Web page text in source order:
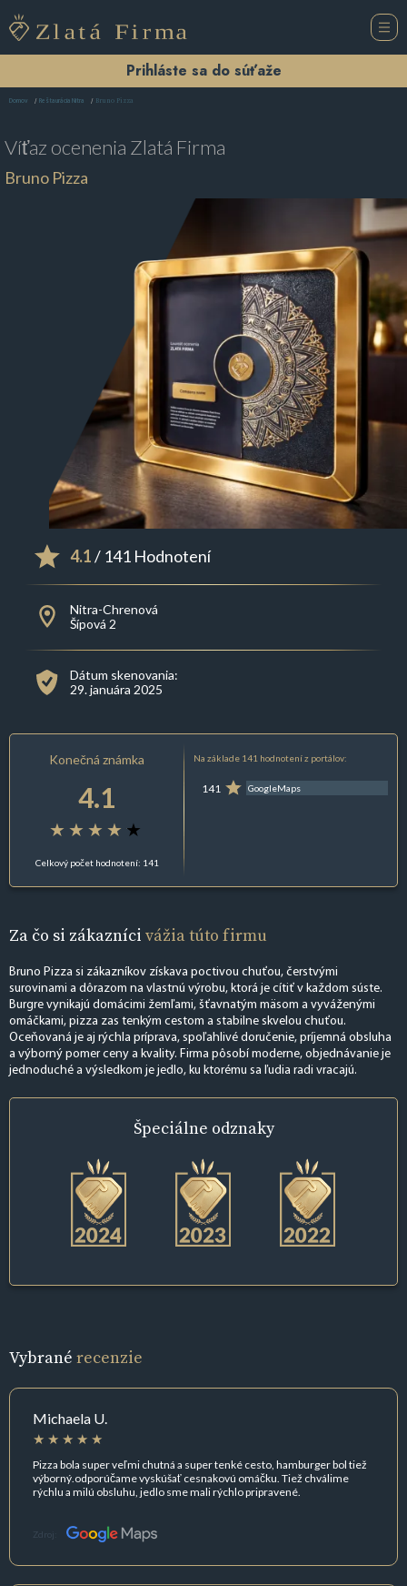
Prihláste sa do súťaže
Domov Reštaurácia Nitra Bruno Pizza
Víťaz ocenenia Zlatá Firma
Bruno Pizza
4.1/ 141 Hodnotení
Nitra-Chrenová
Šípová 2
Dátum skenovania:
29. januára 2025
Konečná známka
4.1
Celkový počet hodnotení: 141
Na základe 141 hodnotení z portálov:
141 GoogleMaps
Za čo si zákazníci vážia túto firmu
Bruno Pizza si zákazníkov získava poctivou chuťou, čerstvými
surovinami a dôrazom na vlastnú výrobu, ktorá je cítiť v každom súste.
Burgre vynikajú domácimi žemľami, šťavnatým mäsom a vyváženými
omáčkami, pizza zas tenkým cestom a stabilne skvelou chuťou.
Oceňovaná je aj rýchla príprava, spoľahlivé doručenie, príjemná obsluha
a výborný pomer ceny a kvality. Firma pôsobí moderne, objednávanie je
jednoduché a výsledkom je jedlo, ku ktorému sa ľudia radi vracajú.
Špeciálne odznaky
Vybrané recenzie
Michaela U.
Pizza bola super veľmi chutná a super tenké cesto, hamburger bol tiež
výborný.odporúčame vyskúšať cesnakovú omáčku. Tiež chválime
rýchlu a milú obsluhu, jedlo sme mali rýchlo pripravené.
Zdroj: